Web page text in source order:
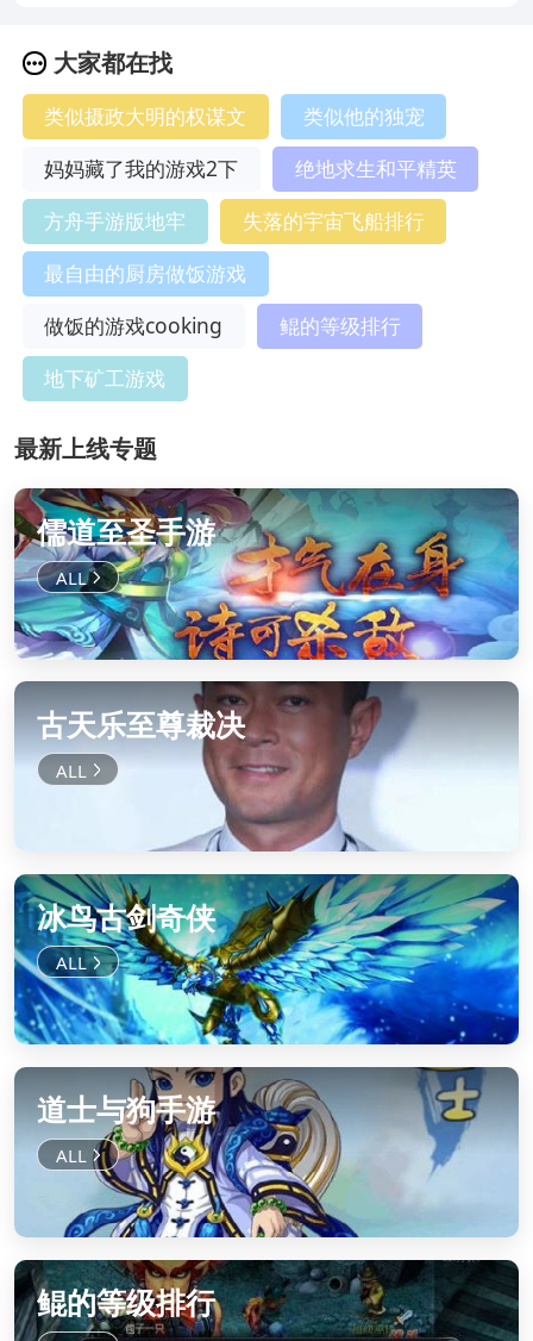
大家都在找
类似摄政大明的权谋文
类似他的独宠
妈妈藏了我的游戏2下
绝地求生和平精英
方舟手游版地牢
失落的宇宙飞船排行
最自由的厨房做饭游戏
做饭的游戏cooking
鲲的等级排行
地下矿工游戏
最新上线专题
儒道至圣手游
古天乐至尊裁决
冰鸟古剑奇侠
道士与狗手游
鲲的等级排行